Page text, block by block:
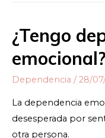
¿Tengo
emocional?
Dependencia /28/
La dependencia
desesperada por
otra persona.